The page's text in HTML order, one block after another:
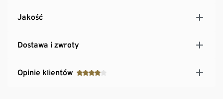
Jakość
Dostawa i zwroty
Opinie klientów